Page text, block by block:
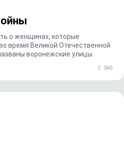
о женщинах, которые
время Великой Отечественной
воронежские улицы
360